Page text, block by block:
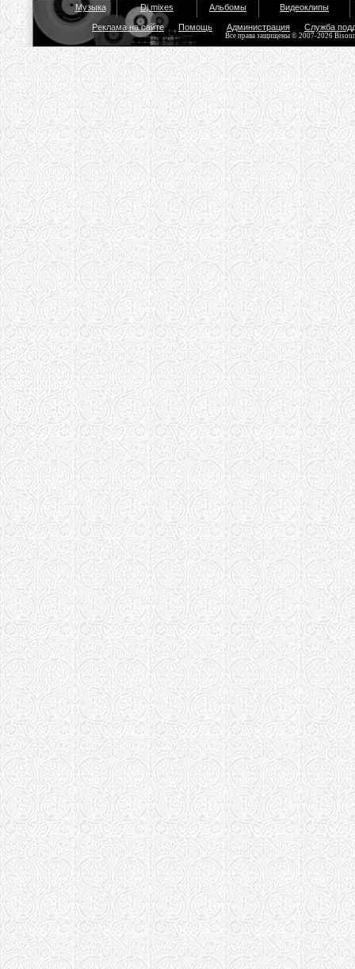
Музыка Dj mixes Альбомы Видеоклипы
Реклама на сайте Помощь Администрация Служба
Все права защищены © 2007-2026